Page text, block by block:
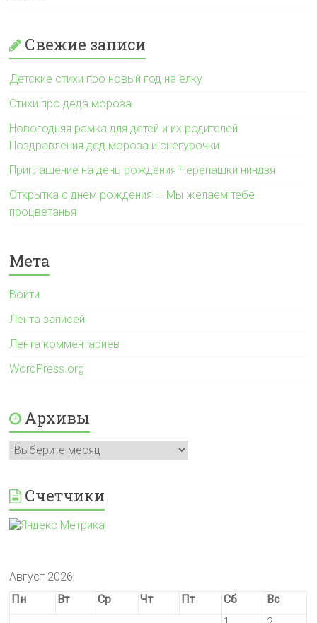
Свежие записи
Детские стихи про новый год на елку
Стихи про деда мороза
Новогодняя рамка для детей и их родителей
Поздравления дед мороза и снегурочки
Приглашение на день рождения Черепашки ниндзя
Открытка с днем рождения — Мы желаем тебе
процветанья
Мета
Войти
Лента записей
Лента комментариев
WordPress.org
Архивы
Архивы
Счетчики
Август 2026
Пн
Вт Ср Чт Пт Сб
Вс